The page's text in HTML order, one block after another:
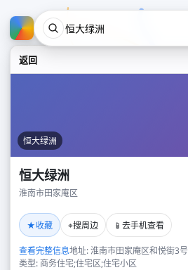
返回
恒大绿洲
恒大绿洲
淮南市田家庵区
★收藏 ⌖搜周边 📱 去手机查看
查看完整信息地址: 淮南市田家庵区和悦街3号
类型: 商务住宅;住宅区;住宅小区